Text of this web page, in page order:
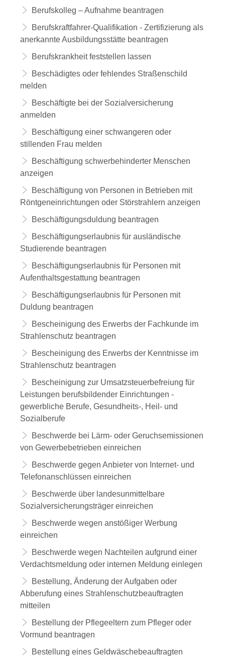
Berufskolleg – Aufnahme beantragen
Berufskraftfahrer-Qualifikation - Zertifizierung als
anerkannte Ausbildungsstätte beantragen
Berufskrankheit feststellen lassen
Beschädigtes oder fehlendes Straßenschild
melden
Beschäftigte bei der Sozialversicherung
anmelden
Beschäftigung einer schwangeren oder
stillenden Frau melden
Beschäftigung schwerbehinderter Menschen
anzeigen
Beschäftigung von Personen in Betrieben mit
Röntgeneinrichtungen oder Störstrahlern anzeigen
Beschäftigungsduldung beantragen
Beschäftigungserlaubnis für ausländische
Studierende beantragen
Beschäftigungserlaubnis für Personen mit
Aufenthaltsgestattung beantragen
Beschäftigungserlaubnis für Personen mit
Duldung beantragen
Bescheinigung des Erwerbs der Fachkunde im
Strahlenschutz beantragen
Bescheinigung des Erwerbs der Kenntnisse im
Strahlenschutz beantragen
Bescheinigung zur Umsatzsteuerbefreiung für
Leistungen berufsbildender Einrichtungen -
gewerbliche Berufe, Gesundheits-, Heil- und
Sozialberufe
Beschwerde bei Lärm- oder Geruchsemissionen
von Gewerbebetrieben einreichen
Beschwerde gegen Anbieter von Internet- und
Telefonanschlüssen einreichen
Beschwerde über landesunmittelbare
Sozialversicherungsträger einreichen
Beschwerde wegen anstößiger Werbung
einreichen
Beschwerde wegen Nachteilen aufgrund einer
Verdachtsmeldung oder internen Meldung einlegen
Bestellung, Änderung der Aufgaben oder
Abberufung eines Strahlenschutzbeauftragten
mitteilen
Bestellung der Pflegeeltern zum Pfleger oder
Vormund beantragen
Bestellung eines Geldwäschebeauftragten